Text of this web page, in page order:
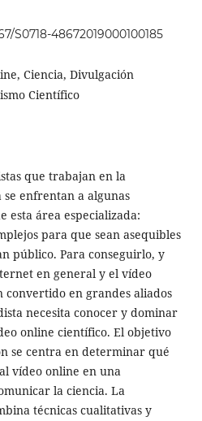
S0718-48672019000100185
Ciencia, Divulgación
Científico
que trabajan en la
enfrentan a algunas
esta área especializada:
para que sean asequibles
público. Para conseguirlo, y
en general y el vídeo
en grandes aliados
necesita conocer y dominar
online científico. El objetivo
se centra en determinar qué
vídeo online en una
la ciencia. La
técnicas cualitativas y